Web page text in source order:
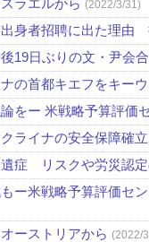
(2022/3/31)
出身者招聘に出た理
19日ぶりの文・尹会
ナの首都キエフをキー
をー 米戦略予算評価
ライナの安全保障確
遺症 リスクや労災認
ー米戦略予算評価セ
ーストリアから (2022/